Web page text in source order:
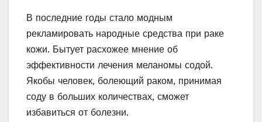
В последние годы стало модным
рекламировать народные средства при раке
кожи. Бытует расхожее мнение об
эффективности лечения меланомы содой.
Якобы человек, болеющий раком, принимая
соду в больших количествах, сможет
избавиться от болезни.